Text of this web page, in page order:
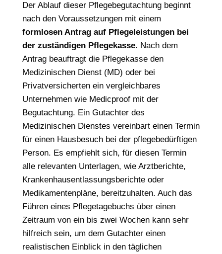
Der Ablauf dieser Pflegebegutachtung beginnt
nach den Voraussetzungen mit einem
formlosen Antrag auf Pflegeleistungen bei
der zuständigen Pflegekasse. Nach dem
Antrag beauftragt die Pflegekasse den
Medizinischen Dienst (MD) oder bei
Privatversicherten ein vergleichbares
Unternehmen wie Medicproof mit der
Begutachtung. Ein Gutachter des
Medizinischen Dienstes vereinbart einen Termin
für einen Hausbesuch bei der pflegebedürftigen
Person. Es empfiehlt sich, für diesen Termin
alle relevanten Unterlagen, wie Arztberichte,
Krankenhausentlassungsberichte oder
Medikamentenpläne, bereitzuhalten. Auch das
Führen eines Pflegetagebuchs über einen
Zeitraum von ein bis zwei Wochen kann sehr
hilfreich sein, um dem Gutachter einen
realistischen Einblick in den täglichen